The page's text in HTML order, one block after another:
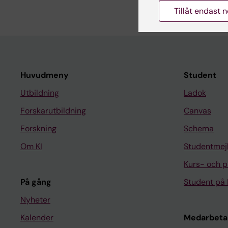
Huvudmeny
Utbildning
Forskarutbildning
Forskning
Om KI
På gång
Nyheter
Kalender
Student
Ladok
Canvas
Schema
Kurs- och
Student på
Tillåt endast